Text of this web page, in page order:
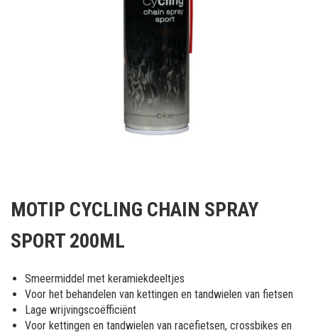
het
van
afbeeldingen-
gallerij
MOTIP CYCLING CHAIN SPRAY
SPORT 200ML
Smeermiddel met keramiekdeeltjes
Voor het behandelen van kettingen en tandwielen van fietsen
Lage wrijvingscoëfficiënt
Voor kettingen en tandwielen van racefietsen, crossbikes en